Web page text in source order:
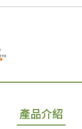
產品介紹